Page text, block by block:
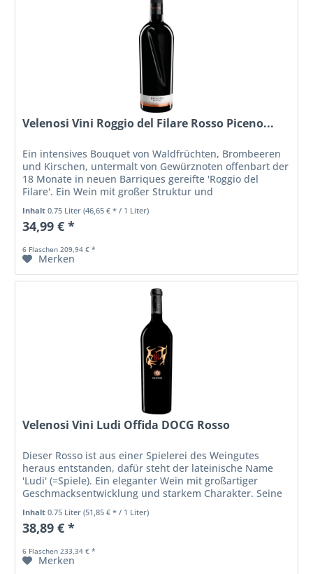
Velenosi Vini Roggio del Filare Rosso Piceno...
Ein intensives Bouquet von Waldfrüchten, Brombeeren
und Kirschen, untermalt von Gewürznoten offenbart der
18 Monate in neuen Barriques gereifte 'Roggio del
Filare'. Ein Wein mit großer Struktur und
Inhalt0.75 Liter(46,65 € * / 1 Liter)
34,99 € *
6 Flaschen 209,94 € *
Merken
Velenosi Vini Ludi Offida DOCG Rosso
Dieser Rosso ist aus einer Spielerei des Weingutes
heraus entstanden, dafür steht der lateinische Name
'Ludi' (=Spiele). Ein eleganter Wein mit großartiger
Geschmacksentwicklung und starkem Charakter. Seine
Nase zeigt Aromen von...
Inhalt0.75 Liter(51,85 € * / 1 Liter)
38,89 € *
6 Flaschen 233,34 € *
Merken